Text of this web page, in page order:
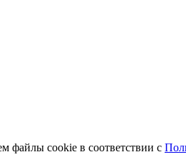
файлы cookie в соответствии с